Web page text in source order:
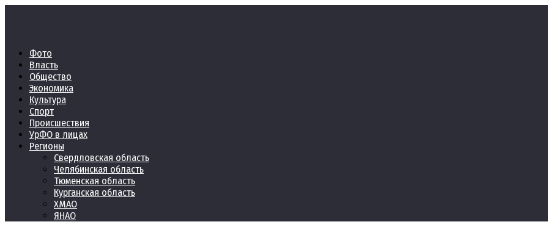
Фото
Власть
Общество
Экономика
Культура
Спорт
Происшествия
УрФО в лицах
Регионы
Свердловская область
Челябинская область
Тюменская область
Курганская область
ХМАО
ЯНАО